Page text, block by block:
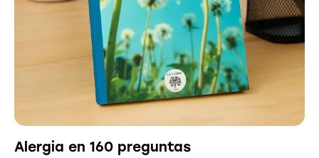
Alergia en 160 preguntas